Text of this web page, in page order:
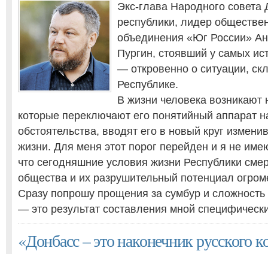
Экс-глава Народного совета
республики, лидер
объединения «Юг России»
Пургин, стоявший у самых
— откровенно о ситуации,
Республике.
В жизни человека возникают
которые переключают его понятийный аппарат
обстоятельства, вводят его в новый круг
жизни. Для меня этот порог перейден и я не
что сегодняшние условия жизни Республики
общества и их разрушительный потенциал
Сразу попрошу прощения за сумбур и
— это результат составления мной
«Донбасс – это наконечник русского